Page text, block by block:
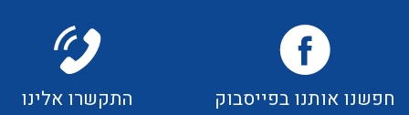
חפשנו אותנו בפייסבוק התקשרו אלינו